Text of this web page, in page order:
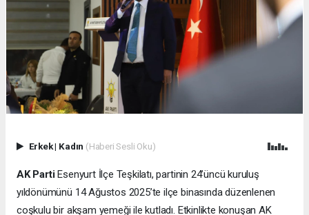
Erkek| Kadın (Haberi Sesli Oku)
AK PartiEsenyurt İlçe Teşkilatı, partinin 24’üncü kuruluş
yıldönümünü 14 Ağustos 2025’te ilçe binasında düzenlenen
coşkulu bir akşam yemeği ile kutladı. Etkinlikte konuşan AK